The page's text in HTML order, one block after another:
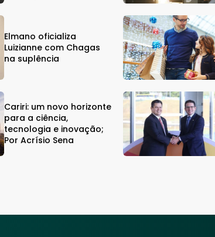
Elmano oficializa
Luizianne com Chagas
na suplência
Cariri: um novo horizonte
para a ciência,
tecnologia e inovação;
Por Acrísio Sena